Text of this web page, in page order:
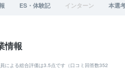
ES・体験記 インターン 本選
情報
による総合評価は3.5点です（口コミ回答数352